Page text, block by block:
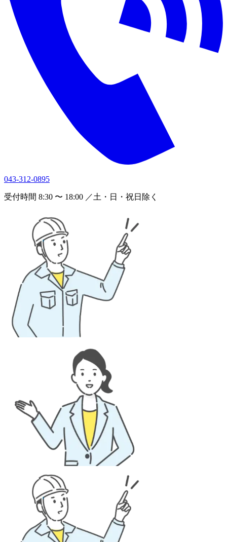
043-312-0895
受付時間 8:30 〜 18:00 ／土・日・祝日除く